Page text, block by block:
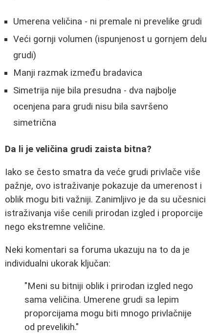
Umerena veličina - ni premale ni prevelike grudi
Veći gornji volumen (ispunjenost u gornjem delu
grudi)
Manji razmak između bradavica
Simetrija nije bila presudna - dva najbolje
ocenjena para grudi nisu bila savršeno
simetrična
Da li je veličina grudi zaista bitna?
Iako se često smatra da veće grudi privlače više
pažnje, ovo istraživanje pokazuje da umerenost i
oblik mogu biti važniji. Zanimljivo je da su učesnici
istraživanja više cenili prirodan izgled i proporcije
nego ekstremne veličine.
Neki komentari sa foruma ukazuju na to da je
individualni ukorak ključan:
"Meni su bitniji oblik i prirodan izgled nego
sama veličina. Umerene grudi sa lepim
proporcijama mogu biti mnogo privlačnije
od prevelikih."